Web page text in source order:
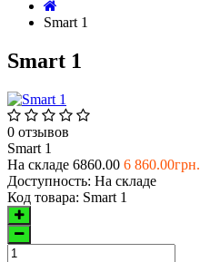
Smart 1
Smart 1
0 отзывов
Smart 1
На складе 6860.00 6 860.00грн.
Доступность: На складе
Код товара: Smart 1